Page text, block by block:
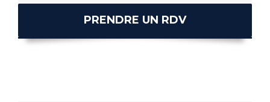
PRENDRE UN RDV